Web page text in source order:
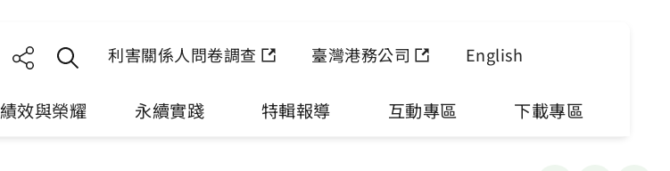
利害關係人問卷調查 臺灣港務公司 English
績效與榮耀 永續實踐 特輯報導 互動專區 下載專區